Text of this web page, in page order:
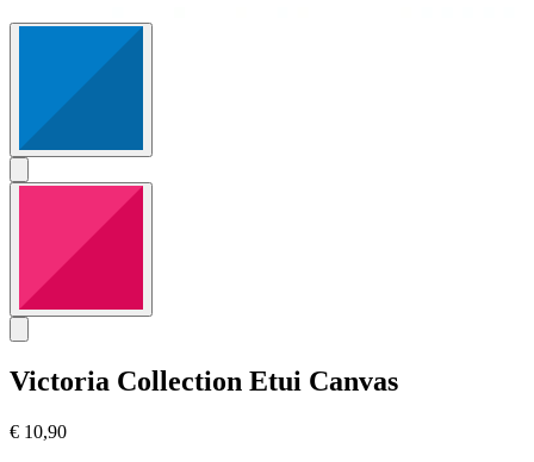
Victoria Collection Etui Canvas
€ 10,90